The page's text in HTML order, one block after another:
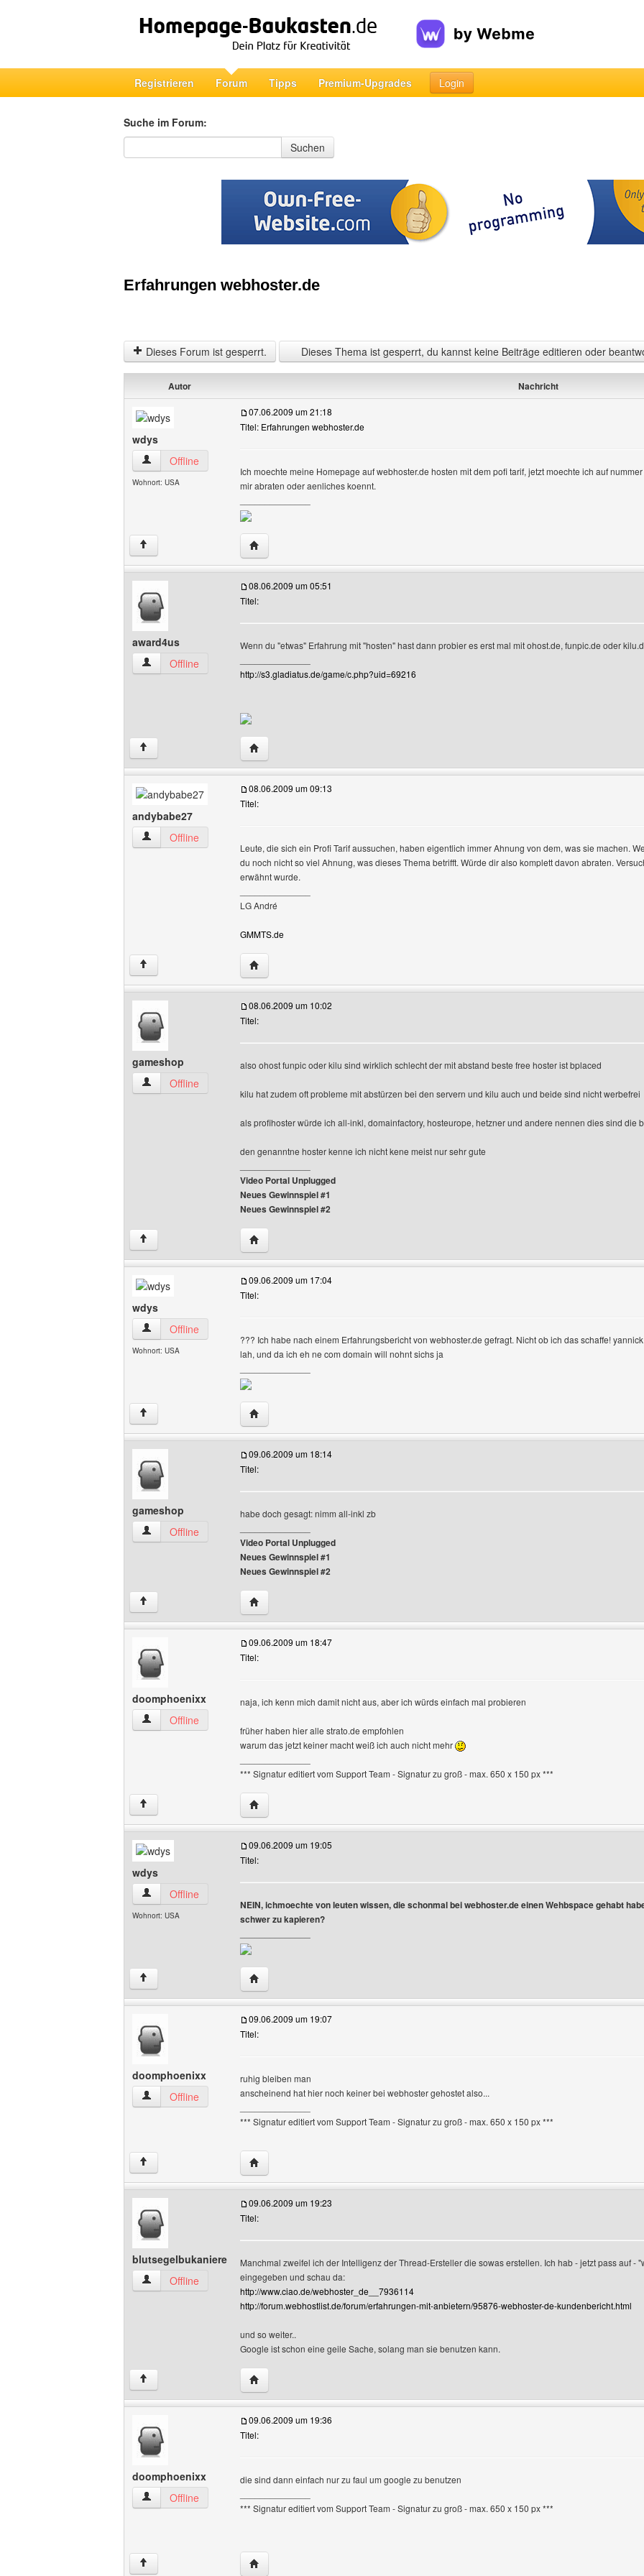
Registrieren Forum Tipps Premium-Upgrades Login
Suche im Forum:
Suche im Forum
Suchen
Erfahrungen webhoster.de
Dieses Forum ist gesperrt. Dieses Thema ist gesperrt, du kannst keine Beiträge editieren oder
Autor Nachricht
wdys
wdys Benutzer-Profile anzeigen
Offline
Wohnort: USA
07.06.2009 um 21:18
Titel: Erfahrungen webhoster.de
Ich moechte meine Homepage auf webhoster.de hosten mit dem pofi tarif, jetzt moechte ich auf
mir abraten oder aenliches koennt.
↑ Website dieses Benutzers besuchen: wdys
award4us
award4us Benutzer-Profile anzeigen
Offline
08.06.2009 um 05:51
Titel:
Wenn du "etwas" Erfahrung mit "hosten" hast dann probier es erst mal mit ohost.de, funpic.de oder
http://s3.gladiatus.de/game/c.php?uid=69216
↑ Website dieses Benutzers besuchen: award4us
andybabe27
andybabe27 Benutzer-Profile anzeigen
Offline
08.06.2009 um 09:13
Titel:
Leute, die sich ein Profi Tarif aussuchen, haben eigentlich immer Ahnung von dem, was sie machen.
du noch nicht so viel Ahnung, was dieses Thema betrifft. Würde dir also komplett davon abraten.
erwähnt wurde.
LG André
GMMTS.de
↑ Website dieses Benutzers besuchen: andybabe27
gameshop
gameshop Benutzer-Profile anzeigen
Offline
08.06.2009 um 10:02
Titel:
also ohost funpic oder kilu sind wirklich schlecht der mit abstand beste free hoster ist bplaced
kilu hat zudem oft probleme mit abstürzen bei den servern und kilu auch und beide sind nicht werbefrei
als profihoster würde ich all-inkl, domainfactory, hosteurope, hetzner und andere nennen dies sind die
den genanntne hoster kenne ich nicht kene meist nur sehr gute
Video Portal Unplugged
Neues Gewinnspiel #1
Neues Gewinnspiel #2
↑ Website dieses Benutzers besuchen: gameshop
wdys
wdys Benutzer-Profile anzeigen
Offline
Wohnort: USA
09.06.2009 um 17:04
Titel:
??? Ich habe nach einem Erfahrungsbericht von webhoster.de gefragt. Nicht ob ich das schaffe!
lah, und da ich eh ne com domain will nohnt sichs ja
↑ Website dieses Benutzers besuchen: wdys
gameshop
gameshop Benutzer-Profile anzeigen
Offline
09.06.2009 um 18:14
Titel:
habe doch gesagt: nimm all-inkl zb
Video Portal Unplugged
Neues Gewinnspiel #1
Neues Gewinnspiel #2
↑ Website dieses Benutzers besuchen: gameshop
doomphoenixx
doomphoenixx Benutzer-Profile anzeigen
Offline
09.06.2009 um 18:47
Titel:
naja, ich kenn mich damit nicht aus, aber ich würds einfach mal probieren
früher haben hier alle strato.de empfohlen
warum das jetzt keiner macht weiß ich auch nicht mehr
*** Signatur editiert vom Support Team - Signatur zu groß - max. 650 x 150 px ***
↑ Website dieses Benutzers besuchen: doomphoenixx
wdys
wdys Benutzer-Profile anzeigen
Offline
Wohnort: USA
09.06.2009 um 19:05
Titel:
NEIN, ichmoechte von leuten wissen, die schonmal bei webhoster.de einen Wehbspace gehabt
schwer zu kapieren?
↑ Website dieses Benutzers besuchen: wdys
doomphoenixx
doomphoenixx Benutzer-Profile anzeigen
Offline
09.06.2009 um 19:07
Titel:
ruhig bleiben man
anscheinend hat hier noch keiner bei webhoster gehostet also...
*** Signatur editiert vom Support Team - Signatur zu groß - max. 650 x 150 px ***
↑ Website dieses Benutzers besuchen: doomphoenixx
blutsegelbukaniere
blutsegelbukaniere Benutzer-Profile anzeigen
Offline
09.06.2009 um 19:23
Titel:
Manchmal zweifel ich der Intelligenz der Thread-Ersteller die sowas erstellen. Ich hab - jetzt pass auf -
eingegeben und schau da:
http://www.ciao.de/webhoster_de__7936114
http://forum.webhostlist.de/forum/erfahrungen-mit-anbietern/95876-webhoster-de-kundenbericht.html
und so weiter..
Google ist schon eine geile Sache, solang man sie benutzen kann.
↑ Website dieses Benutzers besuchen: blutsegelbukaniere
doomphoenixx
doomphoenixx Benutzer-Profile anzeigen
Offline
09.06.2009 um 19:36
Titel:
die sind dann einfach nur zu faul um google zu benutzen
*** Signatur editiert vom Support Team - Signatur zu groß - max. 650 x 150 px ***
↑ Website dieses Benutzers besuchen: doomphoenixx